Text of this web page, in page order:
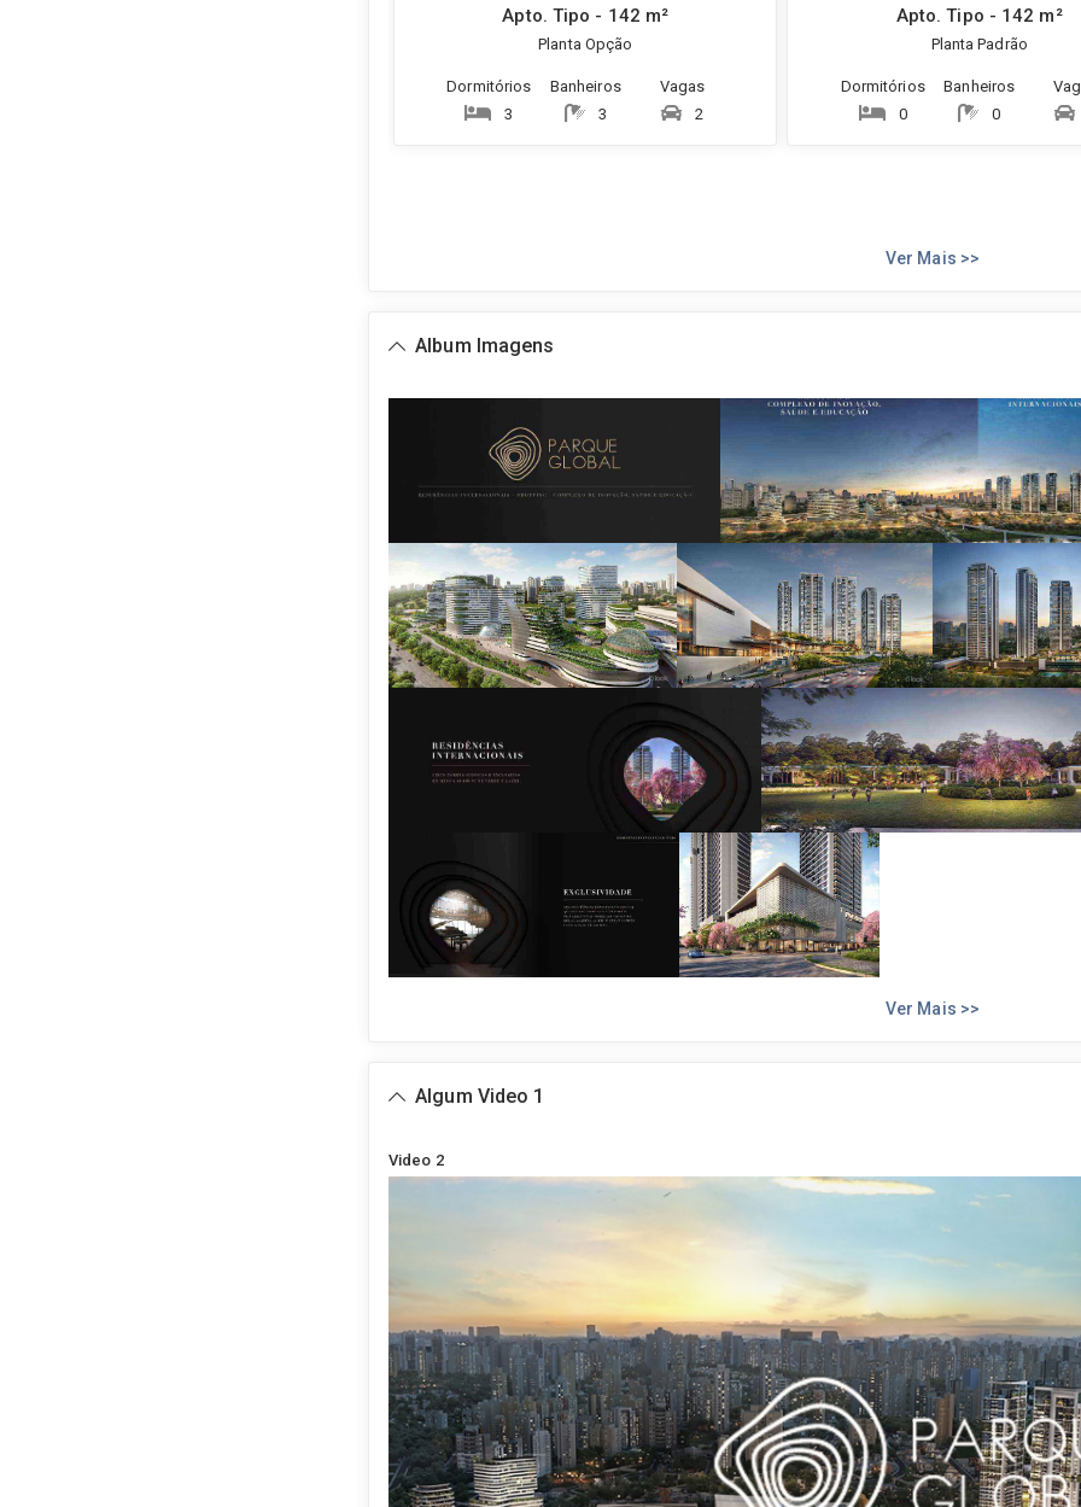
Apto. Tipo - 142 m²
Planta Opção
Dormitórios
3
Banheiros
3
Vagas
2
Apto. Tipo - 142 m²
Planta Padrão
Dormitórios
0
Banheiros
0
Ver Mais >>
Album Imagens
Ver Mais >>
Algum Video 1
Video 2